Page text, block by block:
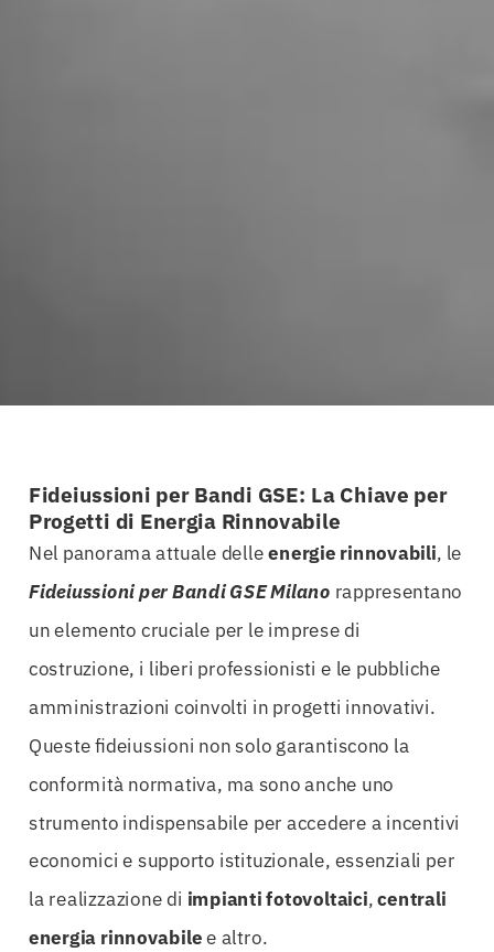
Fideiussioni per Bandi GSE: La Chiave per
Progetti di Energia Rinnovabile
Nel panorama attuale delleenergie rinnovabili, le
Fideiussioni per Bandi GSE Milano rappresentano
un elemento cruciale per le imprese di
costruzione, i liberi professionisti e le pubbliche
amministrazioni coinvolti in progetti innovativi.
Queste fideiussioni non solo garantiscono la
conformità normativa, ma sono anche uno
strumento indispensabile per accedere a incentivi
economici e supporto istituzionale, essenziali per
la realizzazione di impianti fotovoltaici,centrali
energia rinnovabilee altro.